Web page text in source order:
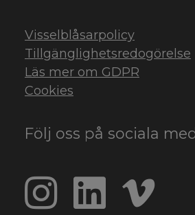
Visselblåsarpolicy
Tillgänglighetsredogörelse
Läs mer om GDPR
Cookies
Följ oss på sociala